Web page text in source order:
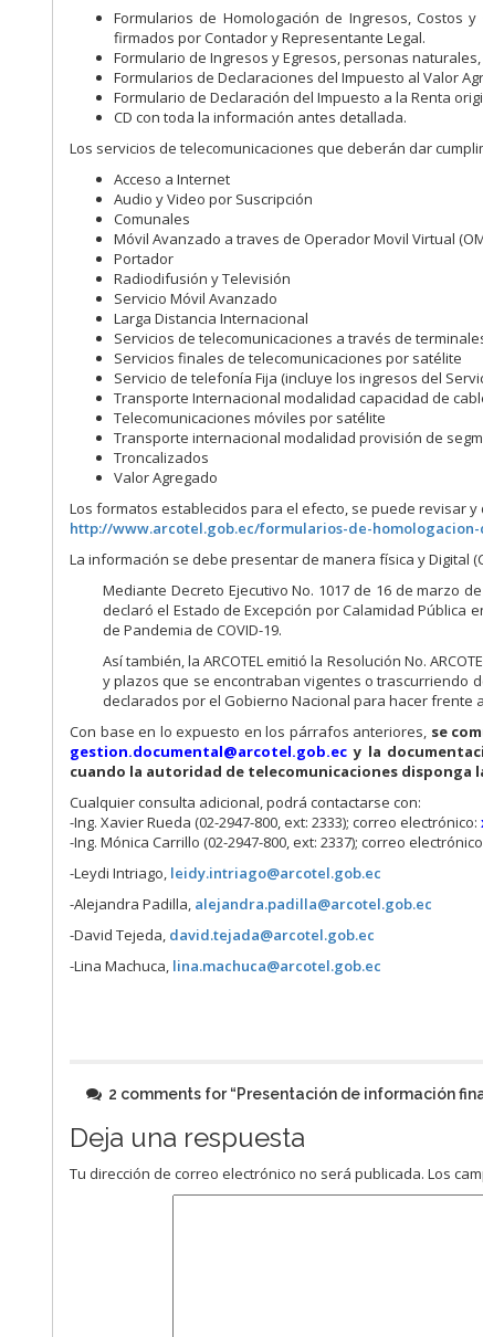
Formularios de Homologación de Ingresos, Costos
firmados por Contador y Representante Legal.
Formulario de Ingresos y Egresos, personas
Formularios de Declaraciones del Impuesto al Valor
Formulario de Declaración del Impuesto a la Renta
CD con toda la información antes detallada.
Los servicios de telecomunicaciones que deberán dar
Acceso a Internet
Audio y Video por Suscripción
Comunales
Móvil Avanzado a traves de Operador Movil Virtual
Portador
Radiodifusión y Televisión
Servicio Móvil Avanzado
Larga Distancia Internacional
Servicios de telecomunicaciones a través de
Servicios finales de telecomunicaciones por satélite
Servicio de telefonía Fija (incluye los ingresos del
Transporte Internacional modalidad capacidad de
Telecomunicaciones móviles por satélite
Transporte internacional modalidad provisión de
Troncalizados
Valor Agregado
Los formatos establecidos para el efecto, se puede revisar y
http://www.arcotel.gob.ec/formularios-de-
La información se debe presentar de manera física y Digital
Mediante Decreto Ejecutivo No. 1017 de 16 de marzo
declaró el Estado de Excepción por Calamidad
de Pandemia de COVID-19.
Así también, la ARCOTEL emitió la Resolución No.
y plazos que se encontraban vigentes o trascurriendo
declarados por el Gobierno Nacional para hacer frente
Con base en lo expuesto en los párrafos anteriores, se
gestion.documental@arcotel.gob.ec y la
cuando la autoridad de telecomunicaciones
Cualquier consulta adicional, podrá contactarse con:
-Ing. Xavier Rueda (02-2947-800, ext: 2333); correo electrónico:
-Ing. Mónica Carrillo (02-2947-800, ext: 2337); correo
-Leydi Intriago, leidy.intriago@arcotel.gob.ec
-Alejandra Padilla, alejandra.padilla@arcotel.gob.ec
-David Tejeda, david.tejada@arcotel.gob.ec
-Lina Machuca, lina.machuca@arcotel.gob.ec
2 comments for “Presentación de información
Deja una respuesta
Tu dirección de correo electrónico no será publicada. Los